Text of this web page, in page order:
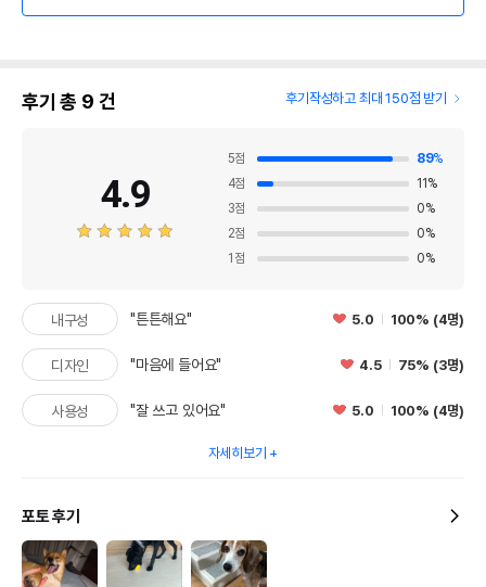
후기 총 9 건 후기작성하고 최대 150점 받기
4.9
5점 89%
4점 11 %
3점 0%
2점 0%
1 점 0%
내구성 "튼튼해요" 5.0 100% (4명)
디자인 "마음에 들어요" 4.5 75% (3명)
사용성 "잘 쓰고 있어요" 5.0 100% (4명)
자세히보기
포토 후기